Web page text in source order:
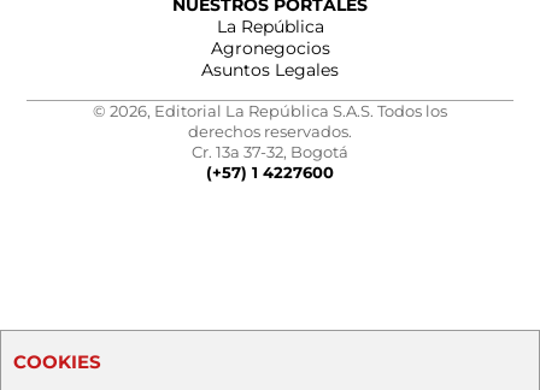
NUESTROS PORTALES
La República
Agronegocios
Asuntos Legales
© 2026, Editorial La República S.A.S. Todos los
derechos reservados.
Cr. 13a 37-32, Bogotá
(+57) 1 4227600
COOKIES